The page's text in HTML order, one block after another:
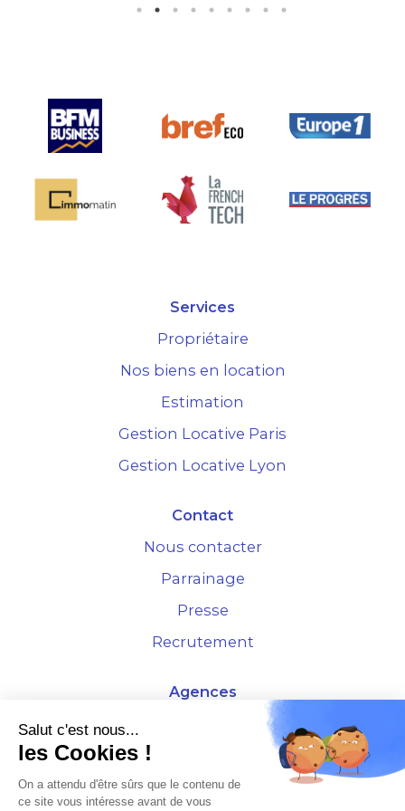
Services
Propriétaire
Nos biens en location
Estimation
Gestion Locative Paris
Gestion Locative Lyon
Contact
Nous contacter
Parrainage
Presse
Recrutement
Agences
4 Rue de la Bourse - 69001 Lyon
10 rue d'Austerlitz - 75012 Paris
Salut c'est nous...
les Cookies !
On a attendu d'être sûrs que le contenu de
ce site vous intéresse avant de vous